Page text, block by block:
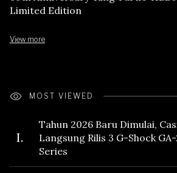
Limited Edition
View more
MOST VIEWED
I.
Tahun 2026 Baru Dimulai,
Langsung Rilis 3 G-Shock
Series